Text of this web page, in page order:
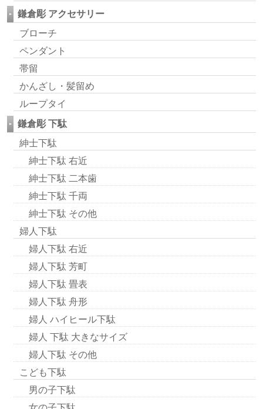
鎌倉彫 アクセサリー
ブローチ
ペンダント
帯留
かんざし・髪留め
ループタイ
鎌倉彫 下駄
紳士下駄
紳士下駄 右近
紳士下駄 二本歯
紳士下駄 千両
紳士下駄 その他
婦人下駄
婦人下駄 右近
婦人下駄 芳町
婦人下駄 畳表
婦人下駄 舟形
婦人 ハイヒール下駄
婦人 下駄 大きなサイズ
婦人下駄 その他
こども下駄
男の子下駄